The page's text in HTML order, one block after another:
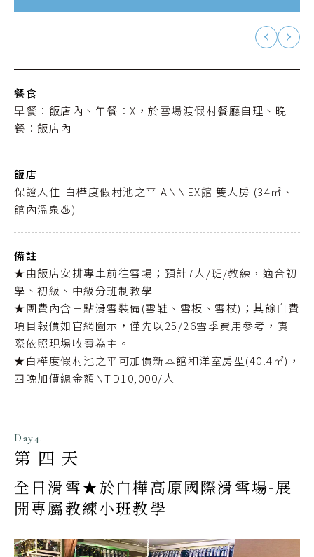
餐食
早餐：飯店內、午餐：X，於雪場渡假村餐廳自理、晚
餐：飯店內
飯店
保證入住-白樺度假村池之平 ANNEX館 雙人房 (34㎡、
館內溫泉♨️)
備註
★由飯店安排專車前往雪場；預計7人/班/教練，適合初
學、初級、中級分班制教學
★團費內含三點滑雪裝備(雪鞋、雪板、雪杖)；其餘自費
項目報價如官網圖示，僅先以25/26雪季費用參考，實
際依照現場收費為主。
★白樺度假村池之平可加價新本館和洋室房型(40.4㎡)，
四晚加價總金額NTD10,000/人
Day4.
第四天
全日滑雪★於白樺高原國際滑雪場-展
開專屬教練小班教學